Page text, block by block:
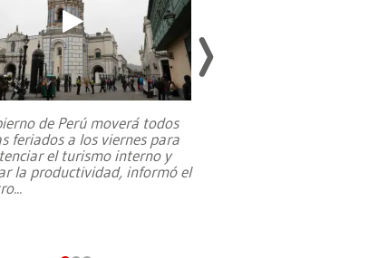
de Perú moverá todos
feriados a los viernes para
el turismo interno y
la productividad, informó el
...